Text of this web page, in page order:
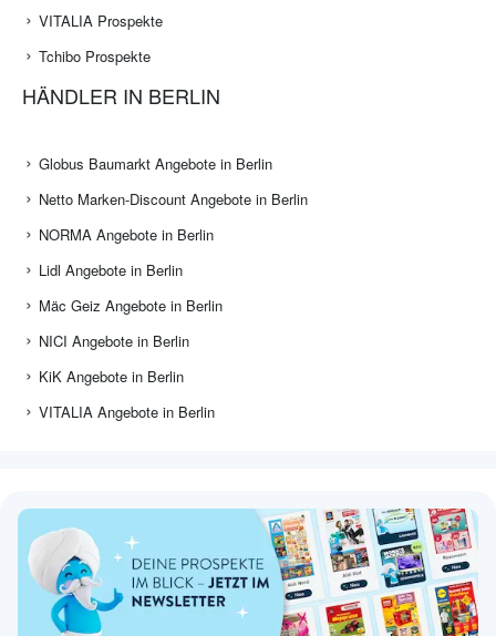
VITALIA Prospekte
Tchibo Prospekte
HÄNDLER IN BERLIN
Globus Baumarkt Angebote in Berlin
Netto Marken-Discount Angebote in Berlin
NORMA Angebote in Berlin
Lidl Angebote in Berlin
Mäc Geiz Angebote in Berlin
NICI Angebote in Berlin
KiK Angebote in Berlin
VITALIA Angebote in Berlin